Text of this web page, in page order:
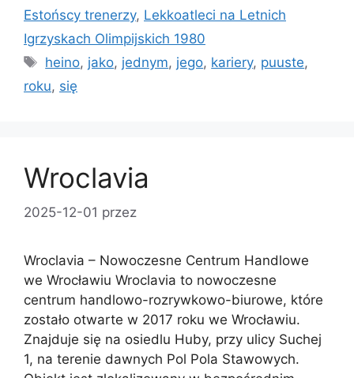
Estońscy trenerzy, Lekkoatleci na Letnich
Igrzyskach Olimpijskich 1980
Tagi
heino, jako, jednym, jego, kariery, puuste,
roku, się
Wroclavia
2025-12-01 przez
Wroclavia – Nowoczesne Centrum Handlowe
we Wrocławiu Wroclavia to nowoczesne
centrum handlowo-rozrywkowo-biurowe, które
zostało otwarte w 2017 roku we Wrocławiu.
Znajduje się na osiedlu Huby, przy ulicy Suchej
1, na terenie dawnych Pol Pola Stawowych.